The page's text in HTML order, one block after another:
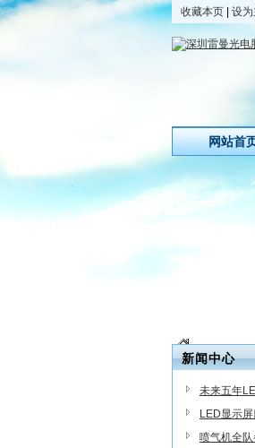
收藏本页 设
网站首
新闻中心
未来五年
6%增长
LED显示
喷气机全